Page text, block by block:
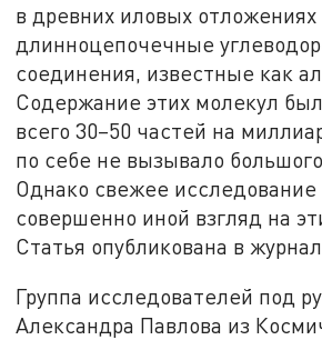
в древних иловых
длинноцепочечные
соединения, известные как
Содержание этих молекул
всего 30–50 частей на
по себе не вызывало
Однако свежее исследование
совершенно иной взгляд на
Статья опубликована в
Группа исследователей под
Александра Павлова из